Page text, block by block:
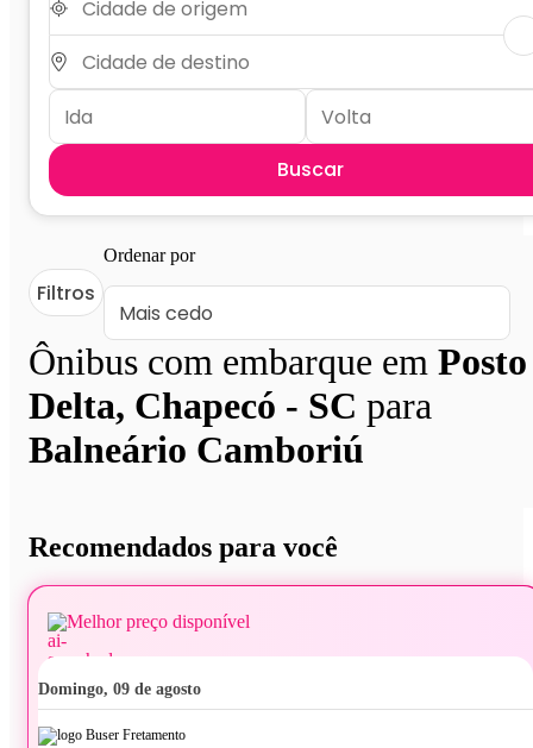
Buscar
Ônibus com embarque em Posto
Delta, Chapecó - SC para
Balneário Camboriú
Filtros
Ordenar por
Recomendados para você
Melhor preço disponível
domingo, 09 de agosto